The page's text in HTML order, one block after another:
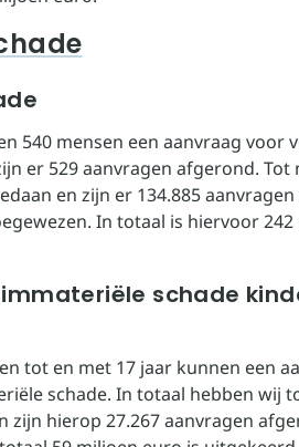
540 mensen een aanvraag voor
er 529 aanvragen afgerond. Tot
en zijn er 134.885
In totaal is hiervoor
schade
tot en met 17 jaar kunnen een
schade. In totaal hebben wij
zijn hierop 27.267 aanvragen